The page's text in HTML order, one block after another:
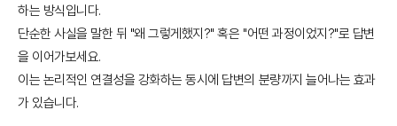
하는 방식입니다.
단순한 사실을 말한 뒤 "왜 그렇게했지?" 혹은 "어떤 과정이었지?"로 답변
을 이어가보세요.
이는 논리적인 연결성을 강화하는 동시에 답변의 분량까지 늘어나는 효과
가 있습니다.